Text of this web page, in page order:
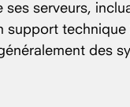
serveurs,
support
des